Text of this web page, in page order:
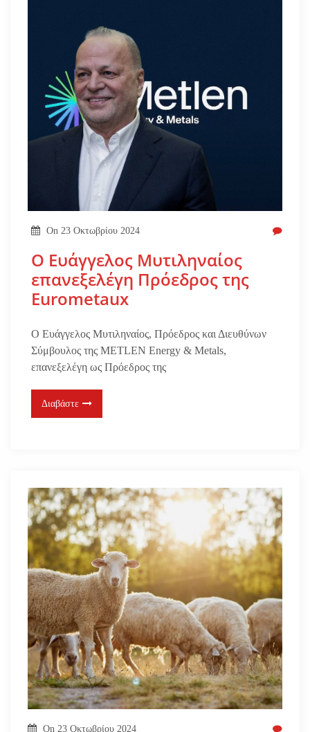
On 23 Οκτωβρίου 2024
Ο Ευάγγελος Μυτιληναίος
επανεξελέγη Πρόεδρος της
Eurometaux
Ο Ευάγγελος Μυτιληναίος, Πρόεδρος και Διευθύνων
Σύμβουλος της METLEN Energy & Metals,
επανεξελέγη ως Πρόεδρος της
Διαβάστε
On 23 Οκτωβρίου 2024